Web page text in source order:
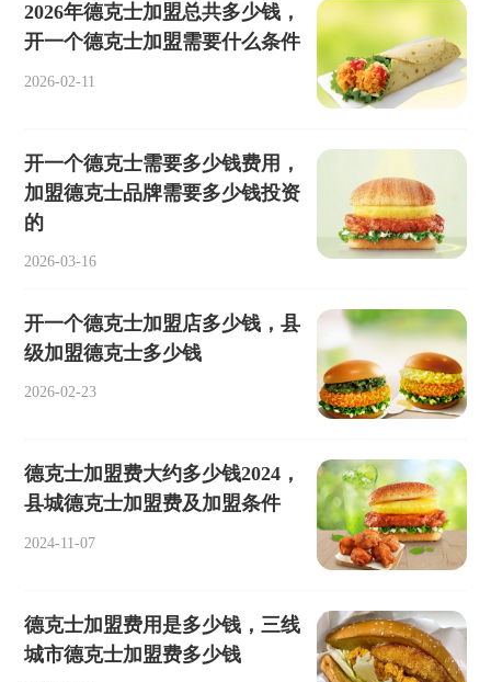
2026年德克士加盟总共多少钱，
开一个德克士加盟需要什么条件
2026-02-11
开一个德克士需要多少钱费用，
加盟德克士品牌需要多少钱投资
的
2026-03-16
开一个德克士加盟店多少钱，县
级加盟德克士多少钱
2026-02-23
德克士加盟费大约多少钱2024，
县城德克士加盟费及加盟条件
2024-11-07
德克士加盟费用是多少钱，三线
城市德克士加盟费多少钱